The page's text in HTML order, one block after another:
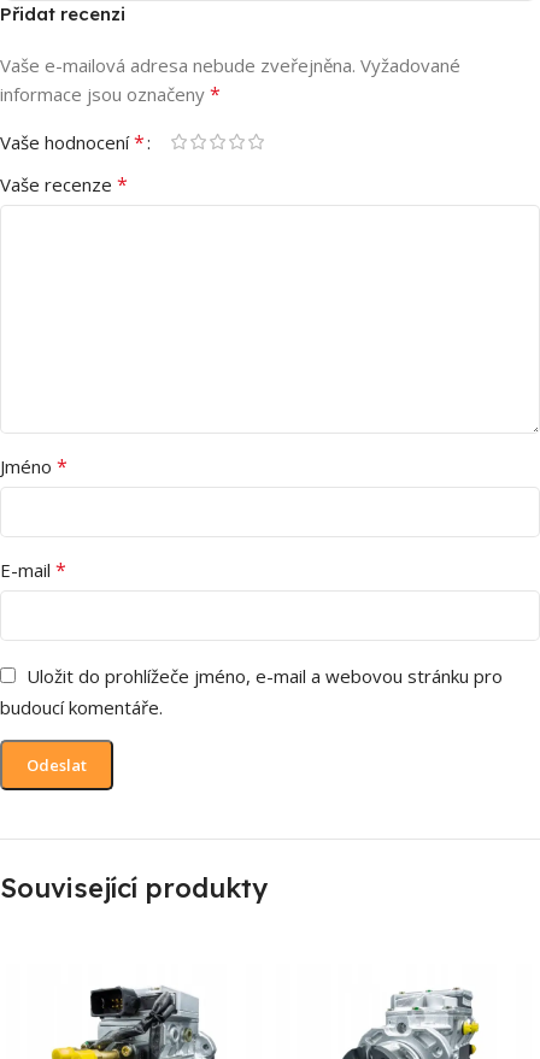
Přidat recenzi
Vaše e-mailová adresa nebude zveřejněna. Vyžadované
informace jsou označeny *
Vaše hodnocení*
Vaše recenze *
Jméno *
E-mail *
Uložit do prohlížeče jméno, e-mail a webovou stránku pro
budoucí komentáře.
Související produkty